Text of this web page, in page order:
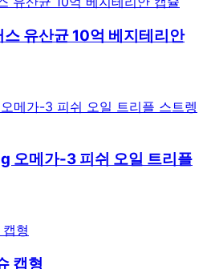
유산균 10억 베지테리안
오메가-3 피쉬 오일 트리플
캡형